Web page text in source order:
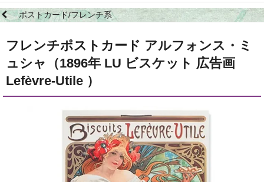
ポストカード/フレンチ系
フレンチポストカード アルフォンス・ミ
ュシャ（1896年 LU ビスケット 広告画
Lefèvre-Utile ）